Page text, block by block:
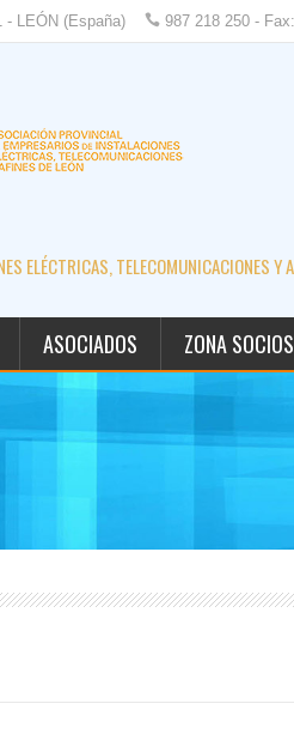
- LEÓN (España) 987 218 250 -
ELÉCTRICAS, TELECOMUNICACIONES Y
ASOCIADOS ZONA SOCIOS